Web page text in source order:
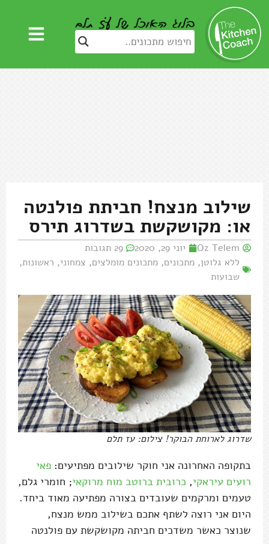
שילוב מנצח! חביתת פולנטה
או: מקושקשת בשדרוג תירס
Oz Telem יוני 29, 2020
29 תגובות
ללא גלוטן, מתכונים, מתכונים מומלצים, צמחוני, ראשונות,
שבועות
שדרוג לארוחת הבוקר! צילום: עז תלם
בתקופה האחרונה אני חוקר שילובים מפתיעים: פאי
רועים עיראקי, כרובית ברוטב מוח מרוקאי; חומרי גלם,
טעמים ומרקמים שעובדים בצורה מפתיעה מאוד ביחד.
היום אני רוצה לשתף אתכם בשילוב ממש מנצח,
שנוצר כאשר משדכים חביתה מקושקשת עם פולנטה